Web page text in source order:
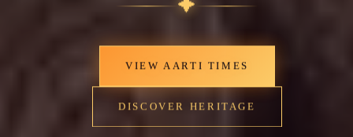
✦
VIEW AARTI TIMES
DISCOVER HERITAGE